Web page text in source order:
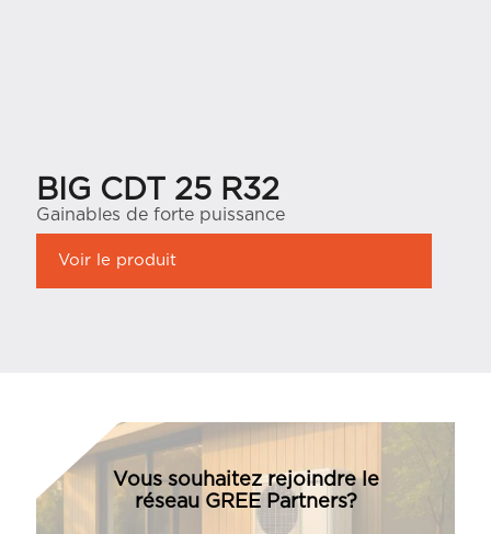
BIG CDT 25 R32
Gainables de forte puissance
Voir le produit
Vous souhaitez rejoindre le
réseau GREE Partners?